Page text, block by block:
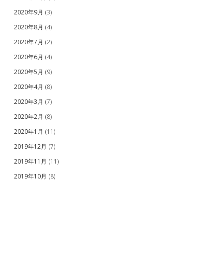
2020年9月 (3)
2020年8月 (4)
2020年7月 (2)
2020年6月 (4)
2020年5月 (9)
2020年4月 (8)
2020年3月 (7)
2020年2月 (8)
2020年1月 (11)
2019年12月 (7)
2019年11月 (11)
2019年10月 (8)